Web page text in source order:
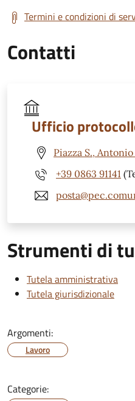
Termini e condizioni di
Contatti
Ufficio
Piazza S.,
+39 0863 91141
Strumenti di
Tutela amministrativa
Tutela giurisdizionale
Argomenti:
Lavoro
Categorie: